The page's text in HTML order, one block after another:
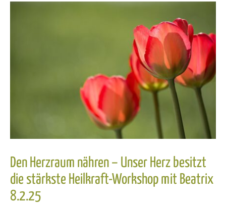
Den Herzraum nähren – Unser Herz besitzt
die stärkste Heilkraft-Workshop mit Beatrix
8.2.25